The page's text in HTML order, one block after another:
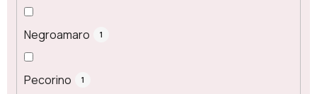
Negroamaro 1
Pecorino 1